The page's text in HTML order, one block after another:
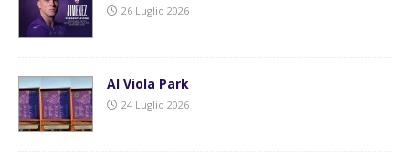
26 Luglio 2026
Al Viola Park
24 Luglio 2026